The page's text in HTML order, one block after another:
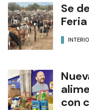
Se
con